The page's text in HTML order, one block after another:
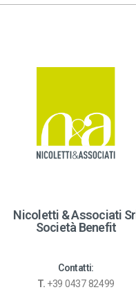
Nicoletti & Associati Srl
Società Benefit
Contatti:
T. +39 0437 82499